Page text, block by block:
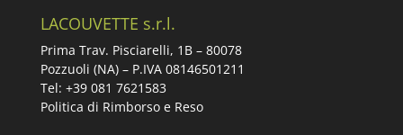
LACOUVETTE s.r.l.
Prima Trav. Pisciarelli, 1B – 80078
Pozzuoli (NA) – P.IVA 08146501211
Tel: +39 081 7621583
Politica di Rimborso e Reso